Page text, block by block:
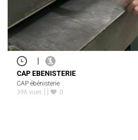
|
CAP EBENISTERIE
CAP ébénisterie
396 vues
0